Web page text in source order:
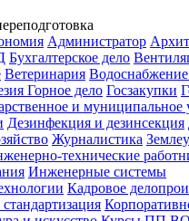
Администратор
Бухгалтерское дело
Ветеринария
Горное дело Госзакупки
и муниципальное
Дезинфекция и дезинсекция
Журналистика
технические
Инженерные системы
Кадровое